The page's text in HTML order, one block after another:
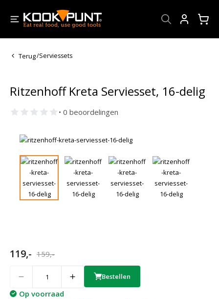
Terug/Serviessets
Ritzenhoff Kreta Serviesset, 16-delig
• 0 beoordelingen
119,- 159,-
Bestellen
Op voorraad